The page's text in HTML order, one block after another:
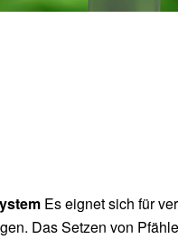
Es eignet sich für
Das Setzen von